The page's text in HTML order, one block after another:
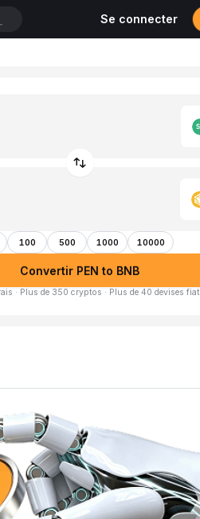
Se connecter
100 500 1000 10000
Convertir PEN to BNB
· Plus de 350 cryptos · Plus de 40 devises fiat